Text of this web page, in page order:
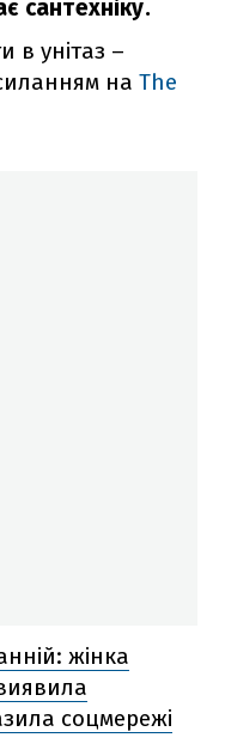
сантехніку.
в унітаз –
на The
жінка
соцмережі